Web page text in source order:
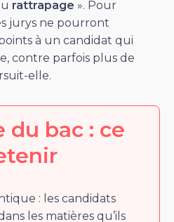
rattrapage ». Pour
jurys ne pourront
à un candidat qui
contre parfois plus de
elle.
du bac : ce
: les candidats
les matières qu’ils